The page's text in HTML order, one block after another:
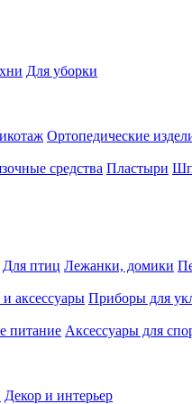
Для уборки
Ортопедические
средства Пластыри
Для птиц Лежанки, домики
аксессуары Приборы для
питание Аксессуары для
Декор и интерьер